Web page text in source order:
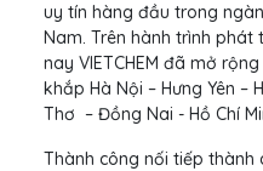
uy tín hàng đầu trong
Nam. Trên hành trình phát
nay VIETCHEM đã mở
khắp Hà Nội – Hưng Yên –
Thơ – Đồng Nai - Hồ Chí
Thành công nối tiếp thành